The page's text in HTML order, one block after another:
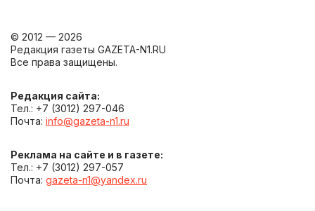
© 2012 — 2026
Редакция газеты GAZETA-N1.RU
Все права защищены.
Редакция сайта:
Тел.: +7 (3012) 297-046
Почта: info@gazeta-n1.ru
Реклама на сайте и в газете:
Тел.: +7 (3012) 297-057
Почта: gazeta-n1@yandex.ru